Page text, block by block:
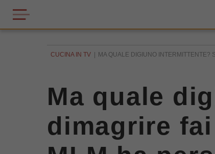
CUCINA IN TV MA QUALE DIGIUNO INTERMITTENTE?
Ma quale
dimagrire